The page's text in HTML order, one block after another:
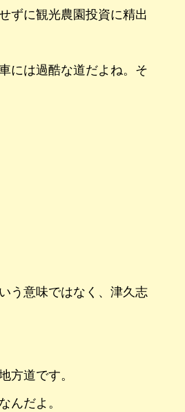
ずに観光農園投資に精出
には過酷な道だよね。そ
う意味ではなく、津久志
方道です。
んだよ。